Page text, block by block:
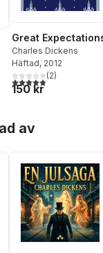
antal röster:
Great
Charles Dickens
Häftad, 2012
5,0utav 5 stjärnor.
(2)
150 kr
av